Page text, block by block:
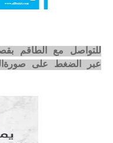
للتواصل مع الطاقم
عبر الضغط على